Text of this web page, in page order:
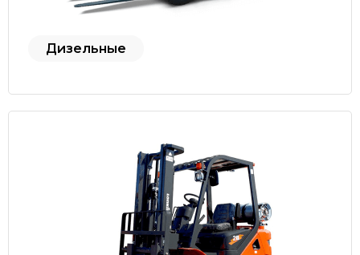
Дизельные